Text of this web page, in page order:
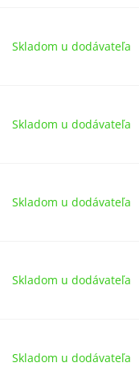
Skladom u dodávateľa
Skladom u dodávateľa
Skladom u dodávateľa
Skladom u dodávateľa
Skladom u dodávateľa